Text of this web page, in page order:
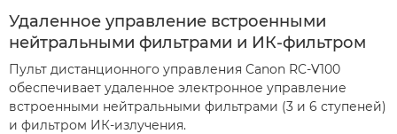
Удаленное управление встроенными
нейтральными фильтрами и ИК-фильтром
Пульт дистанционного управления Canon RC-V100
обеспечивает удаленное электронное управление
встроенными нейтральными фильтрами (3 и 6 ступеней)
и фильтром ИК-излучения.